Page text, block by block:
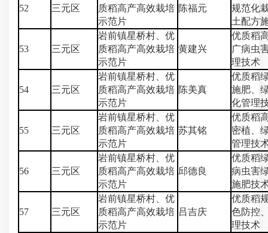
52 三元区
质稻高产高效栽培
示范片
陈福元
规范化
土配方
53 三元区
岩前镇星桥村、优
质稻高产高效栽培
示范片
黄建兴
优质稻
广病虫
理技术
54 三元区
岩前镇星桥村、优
质稻高产高效栽培
示范片
陈美真
优质稻
施肥、
化管理
55 三元区
岩前镇星桥村、优
质稻高产高效栽培
示范片
苏其铭
优质稻
密植、
管理技
56 三元区
岩前镇星桥村、优
质稻高产高效栽培
示范片
邱德良
优质稻
病虫害
施肥技
57 三元区
岩前镇星桥村、优
质稻高产高效栽培
示范片
吕吉庆
优质稻
色防控
理技术